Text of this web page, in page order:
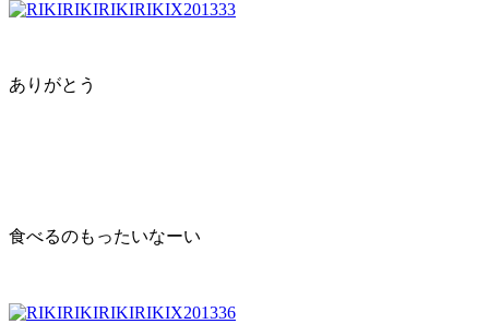
ありがとう
食べるのもったいなーい